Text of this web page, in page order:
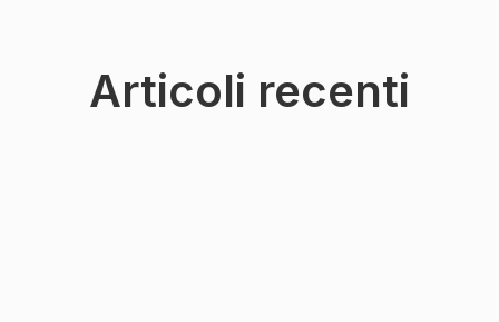
Articoli recenti